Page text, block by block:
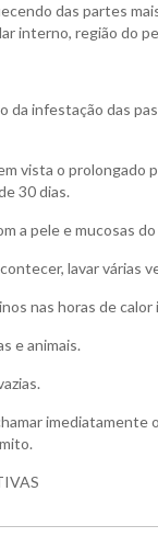
das partes
interno, região do
da infestação das
vista o prolongado
30 dias.
a pele e mucosas
lavar várias
nas horas de
e animais.